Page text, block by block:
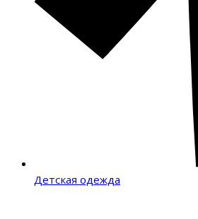
Детская одежда